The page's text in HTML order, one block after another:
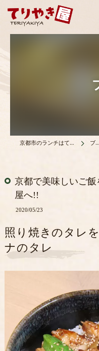
京都市のランチはてりやき屋 ブログ
京都で美味しいご
屋へ!!
2020/05/23
照り焼きのタレ
ナのタレ